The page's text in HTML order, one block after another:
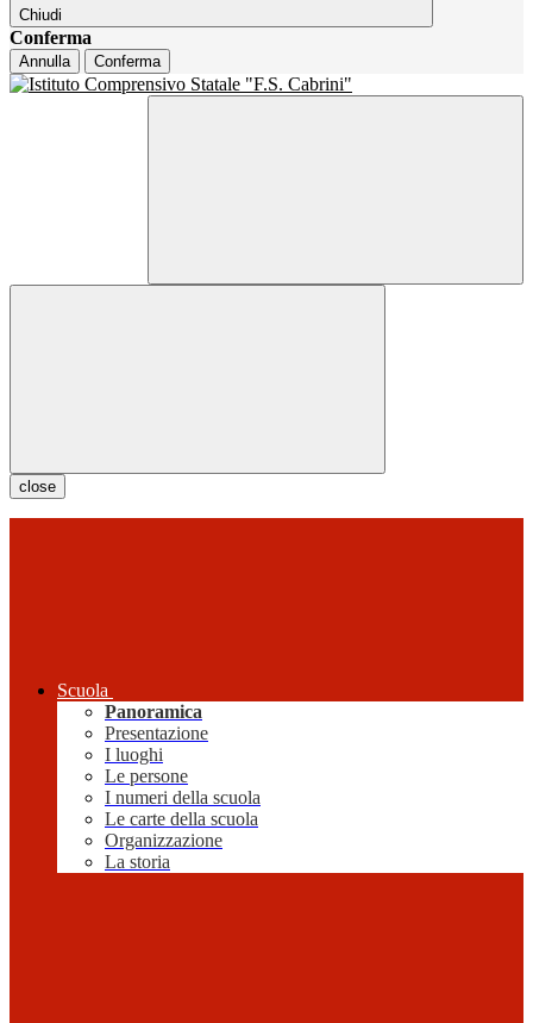
Chiudi
Conferma
Annulla Conferma
close
Scuola
Panoramica
Presentazione
I luoghi
Le persone
I numeri della scuola
Le carte della scuola
Organizzazione
La storia